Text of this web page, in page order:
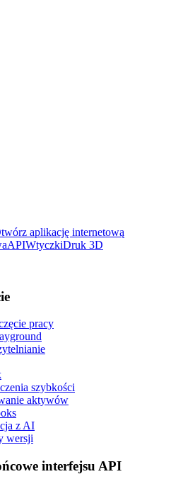
aplikację internetową
APIWtyczkiDruk 3D
pracy
szybkości
aktywów
z AI
wersji
interfejsu API